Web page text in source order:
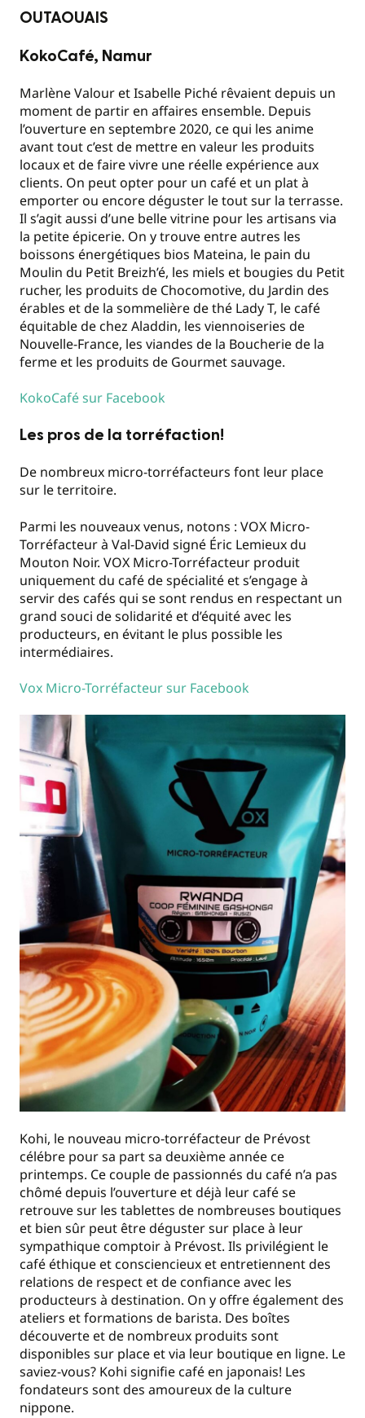
OUTAOUAIS
KokoCafé, Namur
Marlène Valour et Isabelle Piché rêvaient depuis un
moment de partir en affaires ensemble. Depuis
l’ouverture en septembre 2020, ce qui les anime
avant tout c’est de mettre en valeur les produits
locaux et de faire vivre une réelle expérience aux
clients. On peut opter pour un café et un plat à
emporter ou encore déguster le tout sur la terrasse.
Il s’agit aussi d’une belle vitrine pour les artisans via
la petite épicerie. On y trouve entre autres les
boissons énergétiques bios Mateina, le pain du
Moulin du Petit Breizh’é, les miels et bougies du Petit
rucher, les produits de Chocomotive, du Jardin des
érables et de la sommelière de thé Lady T, le café
équitable de chez Aladdin, les viennoiseries de
Nouvelle-France, les viandes de la Boucherie de la
ferme et les produits de Gourmet sauvage.
KokoCafé sur Facebook
Les pros de la torréfaction!
De nombreux micro-torréfacteurs font leur place
sur le territoire.
Parmi les nouveaux venus, notons : VOX Micro-
Torréfacteur à Val-David signé Éric Lemieux du
Mouton Noir. VOX Micro-Torréfacteur produit
uniquement du café de spécialité et s’engage à
servir des cafés qui se sont rendus en respectant un
grand souci de solidarité et d’équité avec les
producteurs, en évitant le plus possible les
intermédiaires.
Vox Micro-Torréfacteur sur Facebook
Kohi, le nouveau micro-torréfacteur de Prévost
célébre pour sa part sa deuxième année ce
printemps. Ce couple de passionnés du café n’a pas
chômé depuis l’ouverture et déjà leur café se
retrouve sur les tablettes de nombreuses boutiques
et bien sûr peut être déguster sur place à leur
sympathique comptoir à Prévost. Ils privilégient le
café éthique et consciencieux et entretiennent des
relations de respect et de confiance avec les
producteurs à destination. On y offre également des
ateliers et formations de barista. Des boîtes
découverte et de nombreux produits sont
disponibles sur place et via leur boutique en ligne. Le
saviez-vous? Kohi signifie café en japonais! Les
fondateurs sont des amoureux de la culture
nippone.